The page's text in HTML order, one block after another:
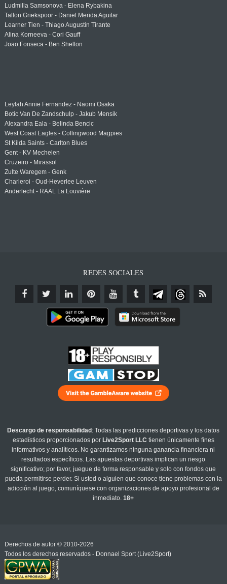
Ludmilla Samsonova - Elena Rybakina
Tallon Griekspoor - Daniel Merida Aguilar
Learner Tien - Thiago Augustin Tirante
Alina Korneeva - Cori Gauff
Joao Fonseca - Ben Shelton
Leylah Annie Fernandez - Naomi Osaka
Botic Van De Zandschulp - Jakub Mensik
Alexandra Eala - Belinda Bencic
West Coast Eagles - Collingwood Magpies
St Kilda Saints - Carlton Blues
Gent - KV Mechelen
Cruzeiro - Mirassol
Zulte Waregem - Genk
Charleroi - Oud-Heverlee Leuven
Anderlecht - RAAL La Louvière
REDES SOCIALES
Descargo de responsabilidad : Todas las predicciones deportivas y los datos
estadísticos proporcionados por Live2Sport LLC tienen únicamente fines
informativos y analíticos. No garantizamos ninguna ganancia financiera ni
resultados específicos. Las apuestas deportivas implican un riesgo
significativo; por favor, juegue de forma responsable y solo con fondos que
pueda permitirse perder. Si usted o alguien que conoce tiene problemas con la
adicción al juego, comuníquese con organizaciones de apoyo profesional de
inmediato.18+
Derechos de autor © 2010-2026
Todos los derechos reservados - Donnael Sport (Live2Sport)